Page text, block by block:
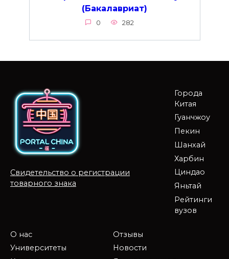
(Бакалавриат)
0 282
Свидетельство о регистрации
товарного знака
Города
Китая
Гуанчжоу
Пекин
Шанхай
Харбин
Циндао
Яньтай
Рейтинги
вузов
О нас
Университеты
Отзывы
Новости